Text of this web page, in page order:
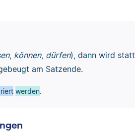
, können, dürfen), dann wird statt
am Satzende.
werden.